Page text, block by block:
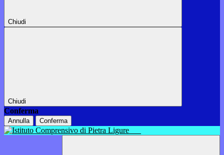
Chiudi
Chiudi
Conferma
Annulla Conferma